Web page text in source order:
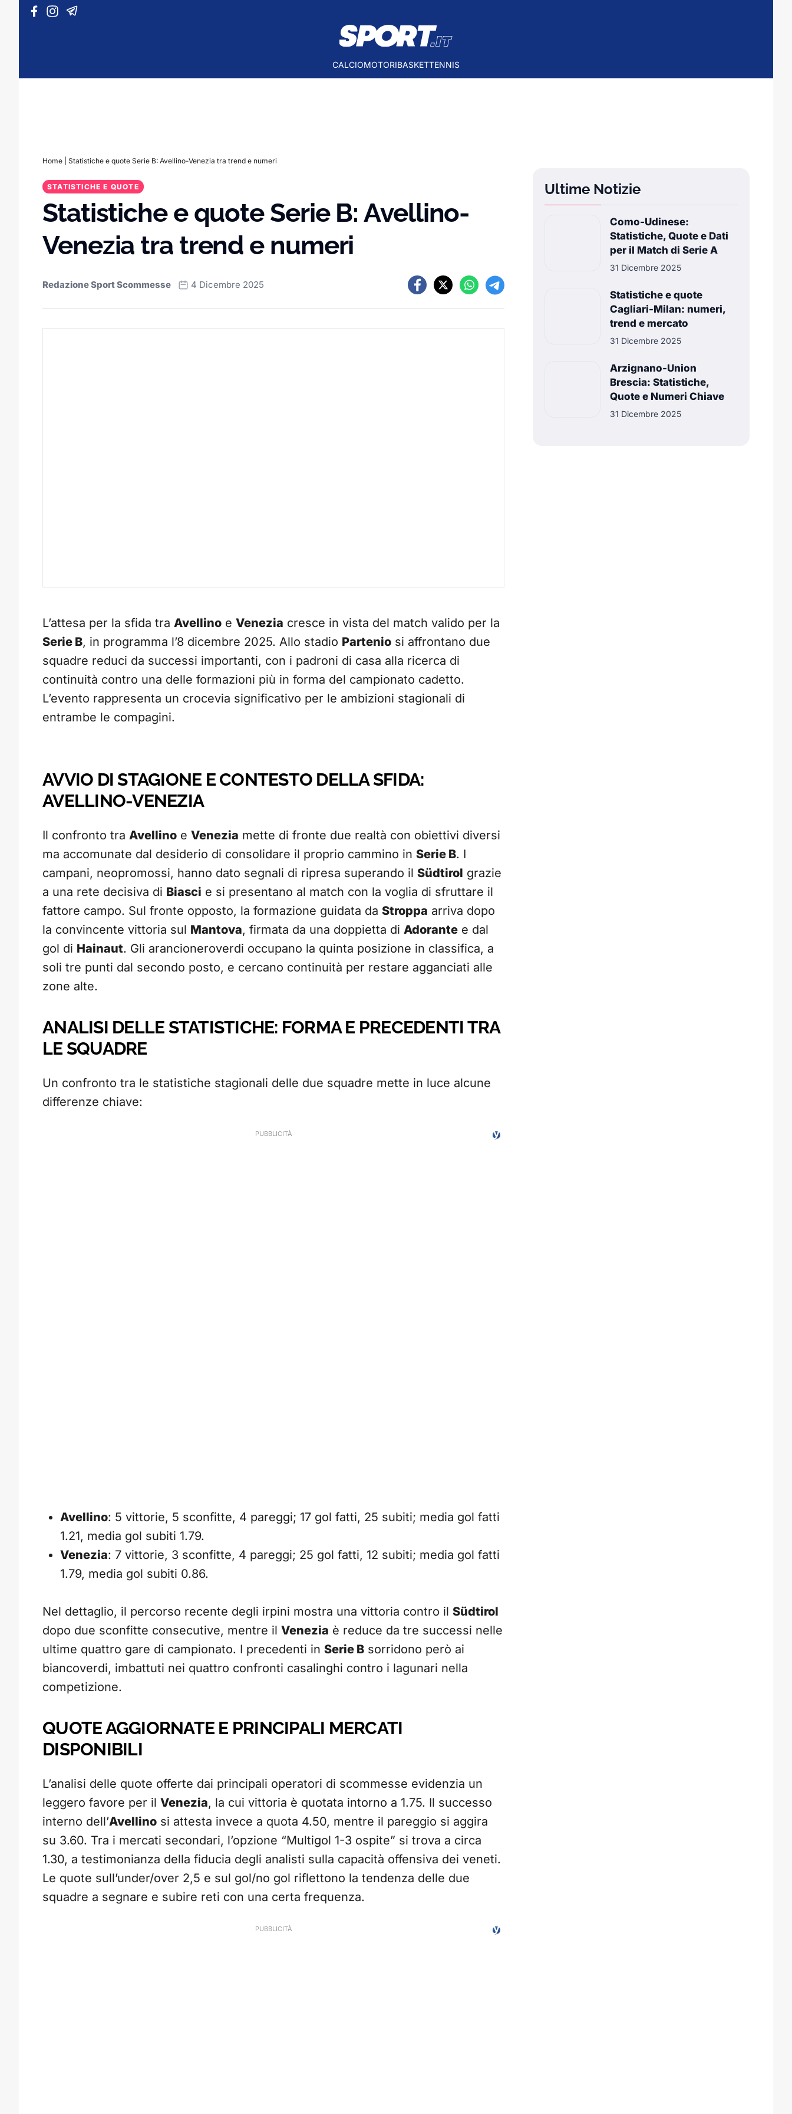
Vai al contenuto
CALCIOMOTORIBASKETTENNIS
Home Statistiche e quote Serie B: Avellino-Venezia tra trend e numeri
STATISTICHE E QUOTE
Statistiche e quote Serie B: Avellino-
Venezia tra trend e numeri
Redazione Sport Scommesse 4 Dicembre 2025
L’attesa per la sfida tra Avellino e Venezia cresce in vista del match valido per la
Serie B, in programma l’8 dicembre 2025. Allo stadio Partenio si affrontano due
squadre reduci da successi importanti, con i padroni di casa alla ricerca di
continuità contro una delle formazioni più in forma del campionato cadetto.
L’evento rappresenta un crocevia significativo per le ambizioni stagionali di
entrambe le compagini.
AVVIO DI STAGIONE E CONTESTO DELLA SFIDA:
AVELLINO-VENEZIA
Il confronto tra Avellino e Venezia mette di fronte due realtà con obiettivi diversi
ma accomunate dal desiderio di consolidare il proprio cammino in Serie B. I
campani, neopromossi, hanno dato segnali di ripresa superando il Südtirol grazie
a una rete decisiva di Biasci e si presentano al match con la voglia di sfruttare il
fattore campo. Sul fronte opposto, la formazione guidata da Stroppa arriva dopo
la convincente vittoria sul Mantova, firmata da una doppietta di Adorante e dal
gol di Hainaut. Gli arancioneroverdi occupano la quinta posizione in classifica, a
soli tre punti dal secondo posto, e cercano continuità per restare agganciati alle
zone alte.
ANALISI DELLE STATISTICHE: FORMA E PRECEDENTI TRA
LE SQUADRE
Un confronto tra le statistiche stagionali delle due squadre mette in luce alcune
differenze chiave:
Avellino: 5 vittorie, 5 sconfitte, 4 pareggi; 17 gol fatti, 25 subiti; media gol fatti
1.21, media gol subiti 1.79.
Venezia: 7 vittorie, 3 sconfitte, 4 pareggi; 25 gol fatti, 12 subiti; media gol fatti
1.79, media gol subiti 0.86.
Nel dettaglio, il percorso recente degli irpini mostra una vittoria contro il Südtirol
dopo due sconfitte consecutive, mentre il Venezia è reduce da tre successi nelle
ultime quattro gare di campionato. I precedenti in Serie B sorridono però ai
biancoverdi, imbattuti nei quattro confronti casalinghi contro i lagunari nella
competizione.
QUOTE AGGIORNATE E PRINCIPALI MERCATI
DISPONIBILI
L’analisi delle quote offerte dai principali operatori di scommesse evidenzia un
leggero favore per il Venezia, la cui vittoria è quotata intorno a 1.75. Il successo
interno dell’Avellino si attesta invece a quota 4.50, mentre il pareggio si aggira
su 3.60. Tra i mercati secondari, l’opzione “Multigol 1-3 ospite” si trova a circa
1.30, a testimonianza della fiducia degli analisti sulla capacità offensiva dei veneti.
Le quote sull’under/over 2,5 e sul gol/no gol riflettono la tendenza delle due
squadre a segnare e subire reti con una certa frequenza.
Ultime Notizie
Como-Udinese:
Statistiche, Quote e Dati
per il Match di Serie A
31 Dicembre 2025
Statistiche e quote
Cagliari-Milan: numeri,
trend e mercato
31 Dicembre 2025
Arzignano-Union
Brescia: Statistiche,
Quote e Numeri Chiave
31 Dicembre 2025